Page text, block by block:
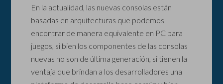
En la actualidad, las nuevas consolas están
basadas en arquitecturas que podemos
encontrar de manera equivalente en PC para
juegos, si bien los componentes de las consolas
nuevas no son de última generación, si tienen la
ventaja que brindan a los desarrolladores una